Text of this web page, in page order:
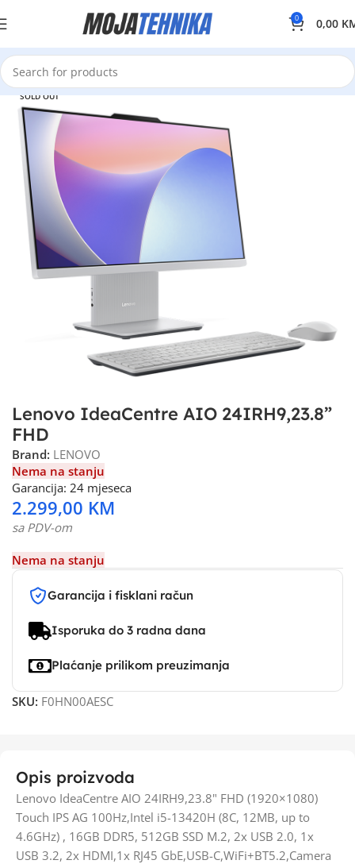
0 0,00
SOLD OUT
Lenovo IdeaCentre AIO 24IRH9,23.8”
FHD
Brand: LENOVO
Nema na stanju
Garancija: 24 mjeseca
2.299,00 KM
sa PDV-om
Nema na stanju
Garancija i fisklani račun
Isporuka do 3 radna dana
Plaćanje prilikom preuzimanja
SKU: F0HN00AESC
Opis proizvoda
Lenovo IdeaCentre AIO 24IRH9,23.8" FHD (1920×1080)
Touch IPS AG 100Hz,Intel i5-13420H (8C, 12MB, up to
4.6GHz) , 16GB DDR5, 512GB SSD M.2, 2x USB 2.0, 1x
USB 3.2, 2x HDMI,1x RJ45 GbE,USB-C,WiFi+BT5.2,Camera